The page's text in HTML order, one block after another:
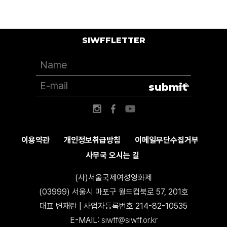
이용약관 개인정보취급방침
이메일무단수집거부
사무국 오시는 길
(사)서울국제여성영화제
(03999) 서울시 마포구 월드컵북로 57, 201호
대표 변재란 | 사업자등록번호 214-82-10535
E-MAIL: siwff@siwff.or.kr
SIWFFLETTER
submit